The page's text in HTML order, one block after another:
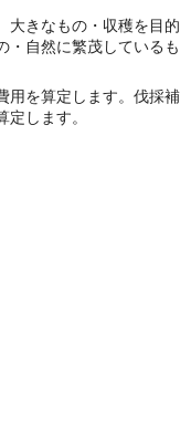
大きなもの・収穫を目的
・自然に繁茂しているも
用を算定します。伐採補
します。